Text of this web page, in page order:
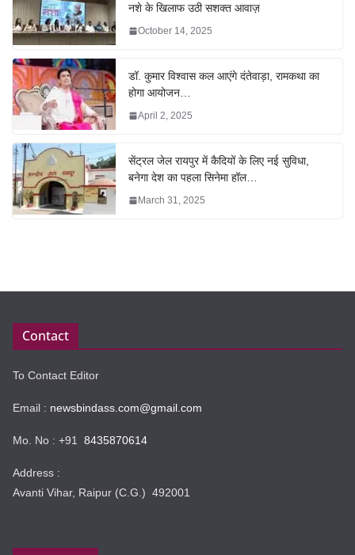
नशे के खिलाफ उठी सशक्त आवाज़
October 14, 2025
डॉ. कुमार विश्वास कल आएंगे दंतेवाड़ा, रामकथा का
होगा आयोजन…
April 2, 2025
सेंट्रल जेल रायपुर में कैदियों के लिए नई सुविधा,
बनेगा देश का पहला सिनेमा हॉल…
March 31, 2025
Contact
To Contact Editor
Email : newsbindass.com@gmail.com
Mo. No : +91 8435870614
Address :
Avanti Vihar, Raipur (C.G.) 492001